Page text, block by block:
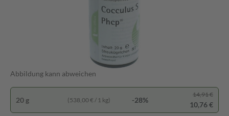
Abbildung kann abweichen
20 g (538,00 € / 1 kg) -28%
14,91 €
10,76 €